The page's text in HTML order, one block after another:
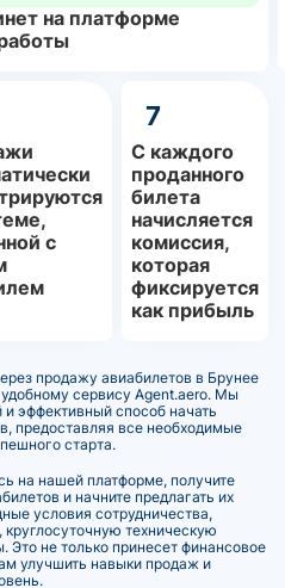
на платформе
с
7
С каждого
проданного
билета
начисляется
комиссия,
которая
фиксируется
как прибыль
продажу авиабилетов в Брунее
сервису Agent.aero. Мы
эффективный способ начать
предоставляя все необходимые
старта.
на нашей платформе, получите
и начните предлагать их
условия сотрудничества,
техническую
не только принесет финансовое
улучшить навыки продаж и